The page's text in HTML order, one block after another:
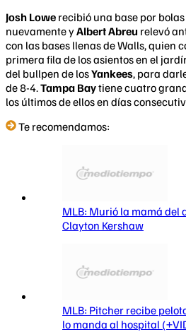
Josh Lowe recibió una base por
nuevamente yAlbert Abreu relevó
con las bases llenas de Walls, quien
primera fila de los asientos en el
del bullpen de losYankees, para
de 8-4.Tampa Baytiene cuatro
los últimos de ellos en días
Te recomendamos:
MLB: Murió la mamá del
Clayton Kershaw
MLB: Pitcher recibe
lo manda al hospital